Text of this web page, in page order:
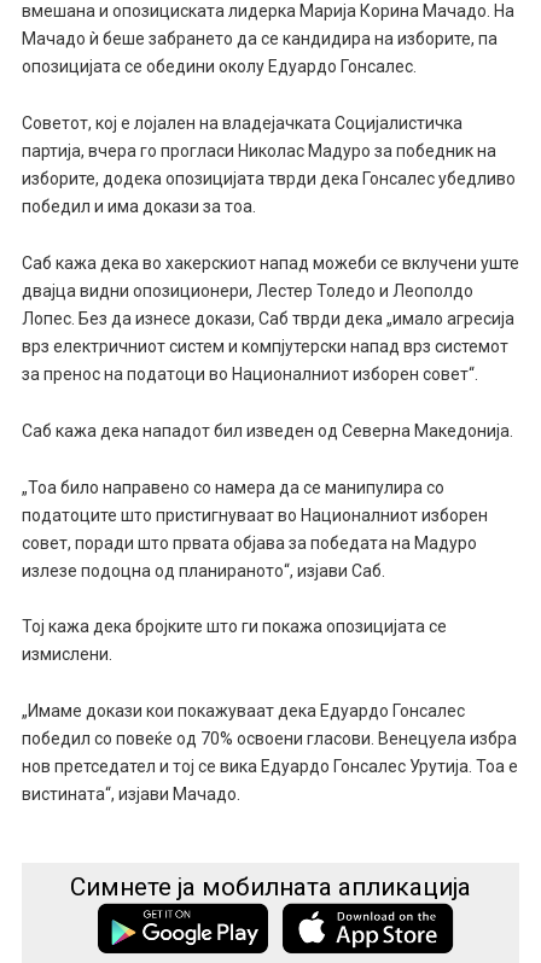
вмешана и опозициската лидерка Марија Корина Мачадо. На
Мачадо ѝ беше забрането да се кандидира на изборите, па
опозицијата се обедини околу Едуардо Гонсалес.
Советот, кој е лојален на владејачката Социјалистичка
партија, вчера го прогласи Николас Мадуро за победник на
изборите, додека опозицијата тврди дека Гонсалес убедливо
победил и има докази за тоа.
Саб кажа дека во хакерскиот напад можеби се вклучени уште
двајца видни опозиционери, Лестер Толедо и Леополдо
Лопес. Без да изнесе докази, Саб тврди дека „имало агресија
врз електричниот систем и компјутерски напад врз системот
за пренос на податоци во Националниот изборен совет“.
Саб кажа дека нападот бил изведен од Северна Македонија.
„Тоа било направено со намера да се манипулира со
податоците што пристигнуваат во Националниот изборен
совет, поради што првата објава за победата на Мадуро
излезе подоцна од планираното“, изјави Саб.
Тој кажа дека бројките што ги покажа опозицијата се
измислени.
„Имаме докази кои покажуваат дека Едуардо Гонсалес
победил со повеќе од 70% освоени гласови. Венецуела избра
нов претседател и тој се вика Едуардо Гонсалес Урутија. Тоа е
вистината“, изјави Мачадо.
Симнете ја мобилната апликација